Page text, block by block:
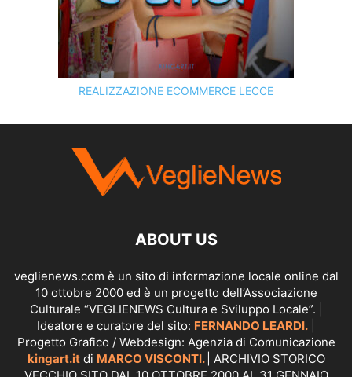
REALIZZAZIONE ECOMMERCE LECCE
SCOPRI I SERVIZI DIKINGART.IT
ABOUT US
veglienews.com è un sito di informazione locale online dal
10 ottobre 2000 ed è un progetto dell’Associazione
Culturale “VEGLIENEWS Cultura e Sviluppo Locale”. |
Ideatore e curatore del sito: FERNANDO LEARDI.
Progetto Grafico / Webdesign: Agenzia di Comunicazione
kingart.itdi MARCO VISCONTI. | ARCHIVIO STORICO